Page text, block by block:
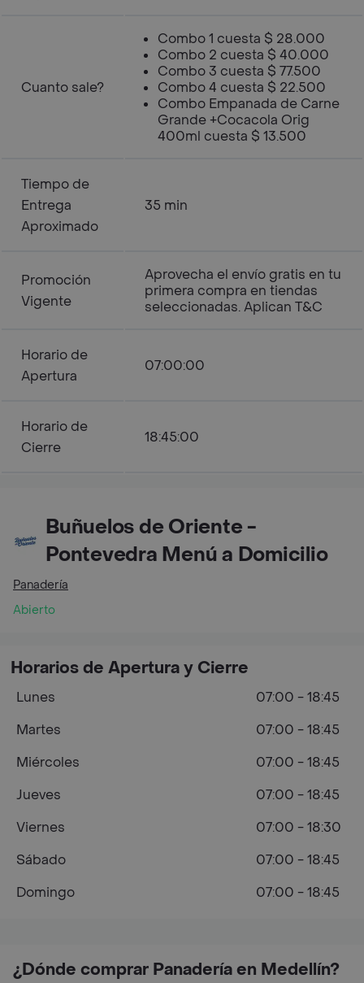
Cuanto sale?
Combo 1 cuesta $ 28.000
Combo 2 cuesta $ 40.000
Combo 3 cuesta $ 77.500
Combo 4 cuesta $ 22.500
Combo Empanada de Carne
Grande +Cocacola Orig
400ml cuesta $ 13.500
Tiempo de
Entrega
Aproximado
35 min
Promoción
Vigente
Aprovecha el envío gratis en tu
primera compra en tiendas
seleccionadas. Aplican T&C
Horario de
Apertura
07:00:00
Horario de
Cierre
18:45:00
Buñuelos de Oriente -
Pontevedra Menú a Domicilio
Panadería
Abierto
¿Dónde comprar Panadería en Medellín?
Horarios de Apertura y Cierre
Lunes
07:00 - 18:45
Martes
07:00 - 18:45
Miércoles
07:00 - 18:45
Jueves
07:00 - 18:45
Viernes
07:00 - 18:30
Sábado
07:00 - 18:45
Domingo
07:00 - 18:45